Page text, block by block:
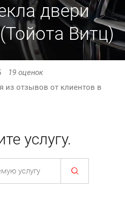
двери
Витц)
19 оценок
из отзывов от клиентов в
услугу.